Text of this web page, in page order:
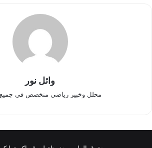
وائل نور
محلل وخبير رياضي متخصص في جميع